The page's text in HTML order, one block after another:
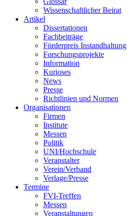
Wissenschaftlicher Beirat
Artikel
Dissertationen
Fachbeiträge
Förderpreis Instandhaltung
Forschungsprojekte
Information
Kurioses
News
Presse
Richtlinien und Normen
Organisationen
Firmen
Institute
Messen
Politik
UNI/Hochschule
Veranstalter
Verein/Verband
Verlage/Presse
Termine
FVI-Treffen
Messen
Veranstaltungen